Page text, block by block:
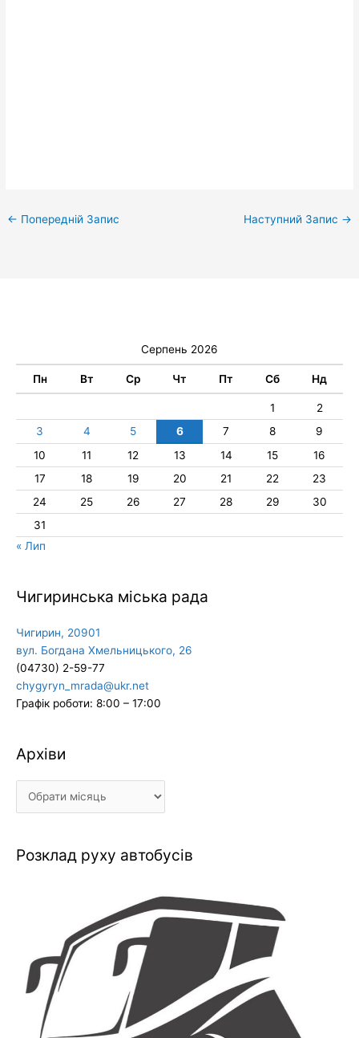
← Попередній Запис Наступний Запис →
Серпень 2026
Пн Вт Ср Чт Пт Сб Нд
1
2
3
4 5 6 7 8
9
10
11 12 13 14 15
16
17
18 19 20 21 22
23
24
25 26 27 28 29
30
31
« Лип
Чигиринська міська рада
Чигирин, 20901
вул. Богдана Хмельницького, 26
(04730) 2-59-77
chygyryn_mrada@ukr.net
Графік роботи: 8:00 – 17:00
Архіви
Архіви
Розклад руху автобусів